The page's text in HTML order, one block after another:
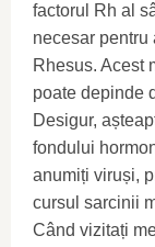
factorul Rh al
necesar pentru
Rhesus. Acest
poate depinde
Desigur,
fondului
anumiți viruși,
cursul sarcinii
Când vizitați